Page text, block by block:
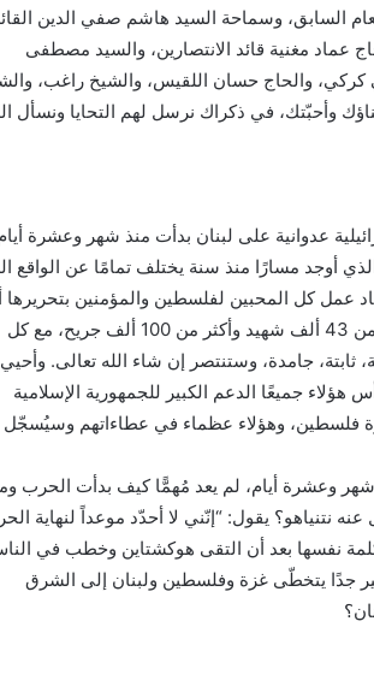
السابق، وسماحة السيد هاشم صفي الدين
عماد مغنية قائد الانتصارين، والسيد مصطفى
كركي، والحاج حسان اللقيس، والشيخ راغب،
وأحبّتك، في ذكراك نرسل لهم التحايا ونسأل
عدوانية على لبنان بدأت منذ شهر وعشرة
أوجد مسارًا منذ سنة يختلف تمامًا عن الواقع
عمل كل المحبين لفلسطين والمؤمنين بتحريرها
يكونوا جنبًا إلى جنب معها، فلسطين التي أعطت في غزة أكثر من 43 ألف شهيد وأكثر من 100 ألف جريح، مع كل
ثابتة، جامدة، وستنتصر إن شاء الله تعالى.
جميعًا الدعم الكبير للجمهورية الإسلامية
فلسطين، وهؤلاء عظماء في عطاءاتهم وسيُسجّل
شهر وعشرة أيام، لم يعد مُهمًّا كيف بدأت الحرب
عنه نتنياهو؟ يقول: “إنّني لا أحدّد موعداً لنهاية
نفسها بعد أن التقى هوكشتاين وخطب في
جدًا يتخطّى غزة وفلسطين ولبنان إلى الشرق